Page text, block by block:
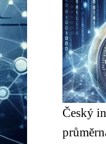
Český